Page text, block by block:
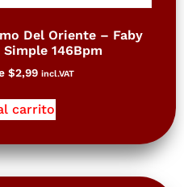
Del Oriente – Faby
146Bpm
$2,99 incl.VAT
carrito